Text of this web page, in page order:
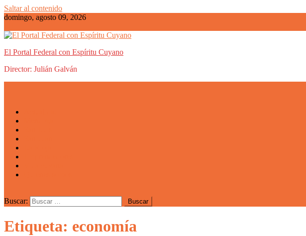
Saltar al contenido
domingo, agosto 09, 2026
El Portal Federal con Espíritu Cuyano
Director: Julián Galván
Buscar:
Etiqueta: economía